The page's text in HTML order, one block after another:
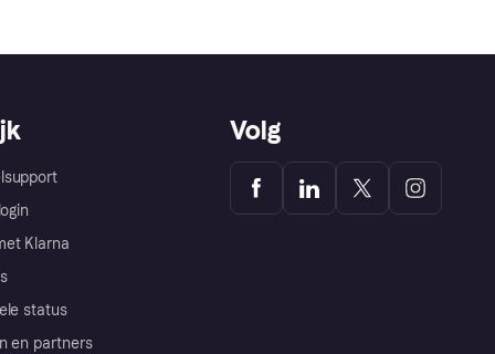
Klarna
status
en partners
Volg